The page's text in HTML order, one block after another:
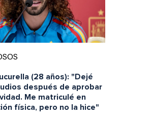
(28 años): "Dejé
después de aprobar
Me matriculé en
física, pero no la hice"